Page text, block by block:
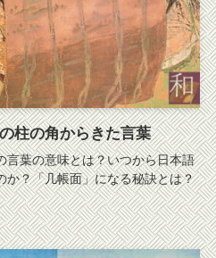
柱の角からきた言葉
言葉の意味とは？いつから日本語
か？「几帳面」になる秘訣とは？